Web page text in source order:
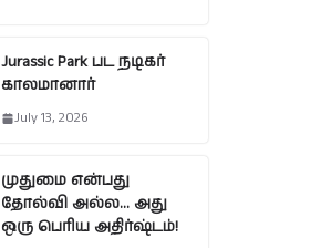
Jurassic Park பட நடிகர்
காலமானார்
July 13, 2026
முதுமை என்பது
தோல்வி அல்ல… அது
ஒரு பெரிய அதிர்ஷ்டம்!